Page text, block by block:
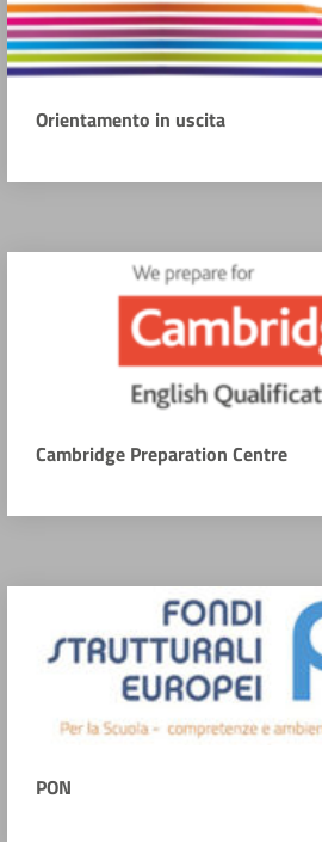
Orientamento in uscita
Cambridge Preparation Centre
PON